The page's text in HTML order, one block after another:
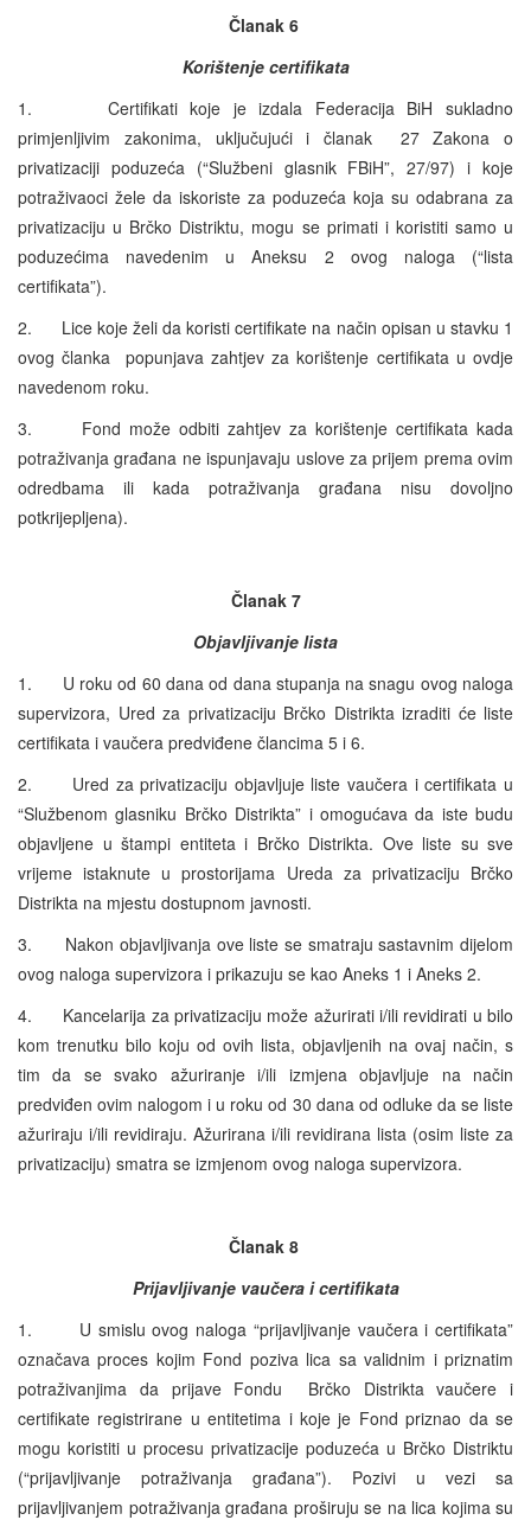
Članak 6
Korištenje certifikata
1. Certifikati koje je izdala Federacija BiH sukladno
primjenljivim zakonima, uključujući i članak 27 Zakona o
privatizaciji poduzeća (“Službeni glasnik FBiH”, 27/97) i koje
potraživaoci žele da iskoriste za poduzeća koja su odabrana za
privatizaciju u Brčko Distriktu, mogu se primati i koristiti samo u
poduzećima navedenim u Aneksu 2 ovog naloga (“lista
certifikata”).
2. Lice koje želi da koristi certifikate na način opisan u stavku 1
ovog članka popunjava zahtjev za korištenje certifikata u ovdje
navedenom roku.
3. Fond može odbiti zahtjev za korištenje certifikata kada
potraživanja građana ne ispunjavaju uslove za prijem prema ovim
odredbama ili kada potraživanja građana nisu dovoljno
potkrijepljena).
Članak 7
Objavljivanje lista
1. U roku od 60 dana od dana stupanja na snagu ovog naloga
supervizora, Ured za privatizaciju Brčko Distrikta izraditi će liste
certifikata i vaučera predviđene člancima 5 i 6.
2. Ured za privatizaciju objavljuje liste vaučera i certifikata u
“Službenom glasniku Brčko Distrikta” i omogućava da iste budu
objavljene u štampi entiteta i Brčko Distrikta. Ove liste su sve
vrijeme istaknute u prostorijama Ureda za privatizaciju Brčko
Distrikta na mjestu dostupnom javnosti.
3. Nakon objavljivanja ove liste se smatraju sastavnim dijelom
ovog naloga supervizora i prikazuju se kao Aneks 1 i Aneks 2.
4. Kancelarija za privatizaciju može ažurirati i/ili revidirati u bilo
kom trenutku bilo koju od ovih lista, objavljenih na ovaj način, s
tim da se svako ažuriranje i/ili izmjena objavljuje na način
predviđen ovim nalogom i u roku od 30 dana od odluke da se liste
ažuriraju i/ili revidiraju. Ažurirana i/ili revidirana lista (osim liste za
privatizaciju) smatra se izmjenom ovog naloga supervizora.
Članak 8
Prijavljivanje vaučera i certifikata
1. U smislu ovog naloga “prijavljivanje vaučera i certifikata”
označava proces kojim Fond poziva lica sa validnim i priznatim
potraživanjima da prijave Fondu Brčko Distrikta vaučere i
certifikate registrirane u entitetima i koje je Fond priznao da se
mogu koristiti u procesu privatizacije poduzeća u Brčko Distriktu
(“prijavljivanje potraživanja građana”). Pozivi u vezi sa
prijavljivanjem potraživanja građana proširuju se na lica kojima su